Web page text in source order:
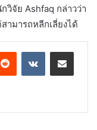
วิจัย Ashfaq กล่าวว่า
ามารถหลีกเลี่ยงได้
Reddit VKontakteShare via Email